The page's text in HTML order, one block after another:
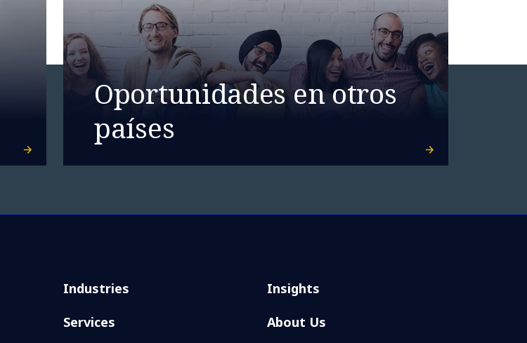
Oportunidades en otros
países
Industries
Services
Insights
About Us